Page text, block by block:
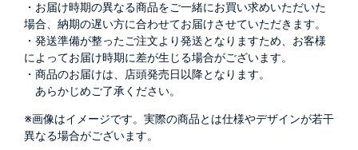
・お届け時期の異なる商品をご一緒にお買い求めいただいた
場合、納期の遅い方に合わせてお届けさせていただきます。
・発送準備が整ったご注文より発送となりますため、お客様
によってお届け時期に差が生じる場合がございます。
・商品のお届けは、店頭発売日以降となります。
あらかじめご了承ください。
※画像はイメージです。実際の商品とは仕様やデザインが若干
異なる場合がございます。